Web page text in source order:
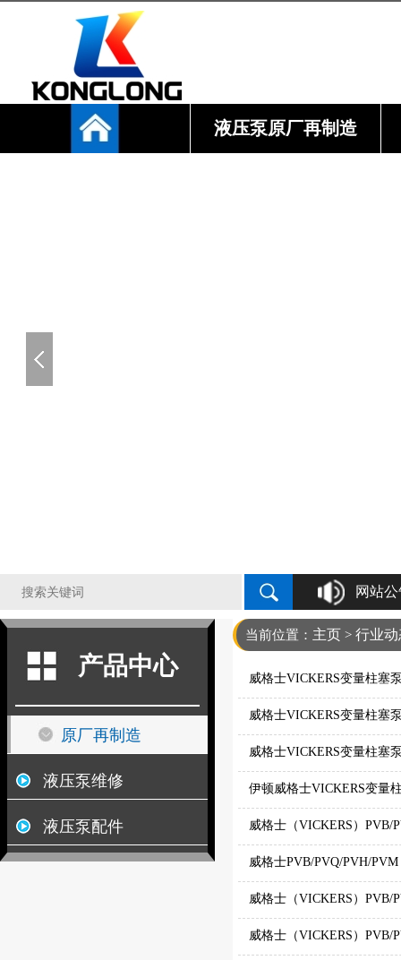
液压泵原厂再制造
网站
产品中心
原厂再制造
液压泵维修
液压泵配件
当前位置： 主页 > 行业动
威格士VICKERS变量柱塞
威格士VICKERS变量柱塞
威格士VICKERS变量柱塞
伊顿威格士VICKERS变量
威格士（VICKERS）PVB/
威格士PVB/PVQ/PVH/
威格士（VICKERS）PVB/
威格士（VICKERS）PVB/